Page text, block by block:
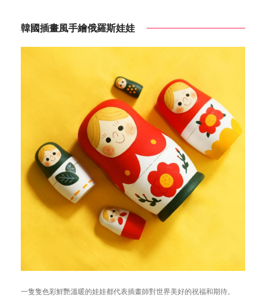
韓國插畫風手繪俄羅斯娃娃
一隻隻色彩鮮艷溫暖的娃娃都代表插畫師對世界美好的祝福和期待。